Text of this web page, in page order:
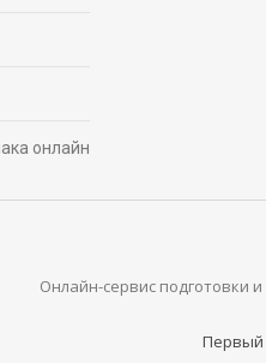
онлайн
Онлайн-сервис подготовки
Первый